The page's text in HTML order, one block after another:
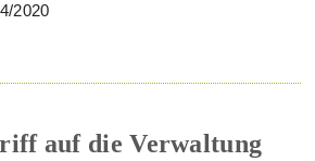
2020
auf die Verwaltung